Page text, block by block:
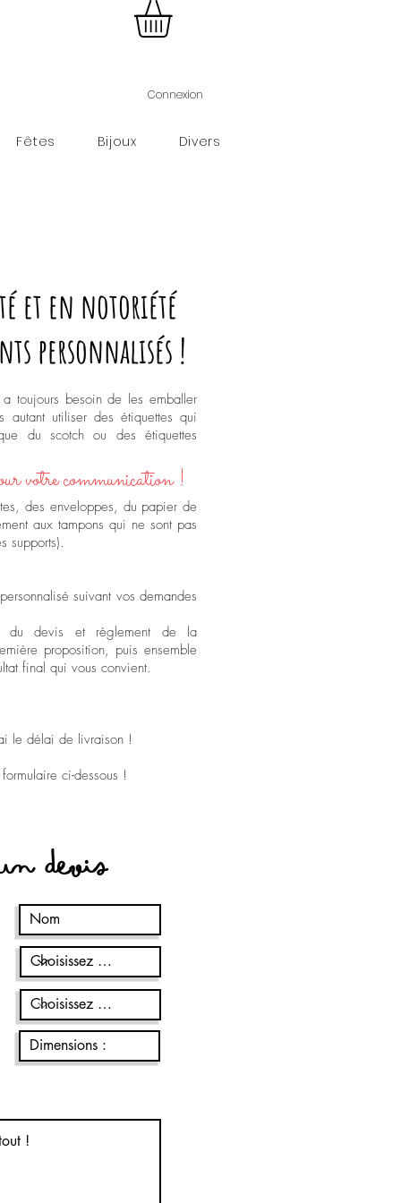
Connexion
Fêtes Bijoux Divers
et en notoriété
personnalisés !
toujours besoin de les emballer
autant utiliser des étiquettes qui
du scotch ou des étiquettes
votre communication !
des enveloppes, du papier de
aux tampons qui ne sont pas
supports).
suivant vos demandes
du devis et règlement de la
proposition, puis ensemble
final qui vous convient.
le délai de livraison !
ci-dessous !
devis